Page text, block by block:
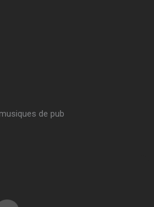
de pub